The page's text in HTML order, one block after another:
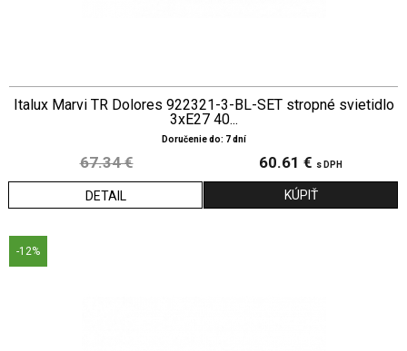
Italux Marvi TR Dolores 922321-3-BL-SET stropné svietidlo
3xE27 40...
Doručenie do: 7 dní
67.34 € 60.61 € s DPH
DETAIL
-12%